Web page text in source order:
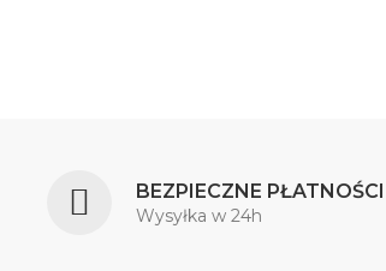
BEZPIECZNE PŁATNOŚCI
Wysyłka w 24h